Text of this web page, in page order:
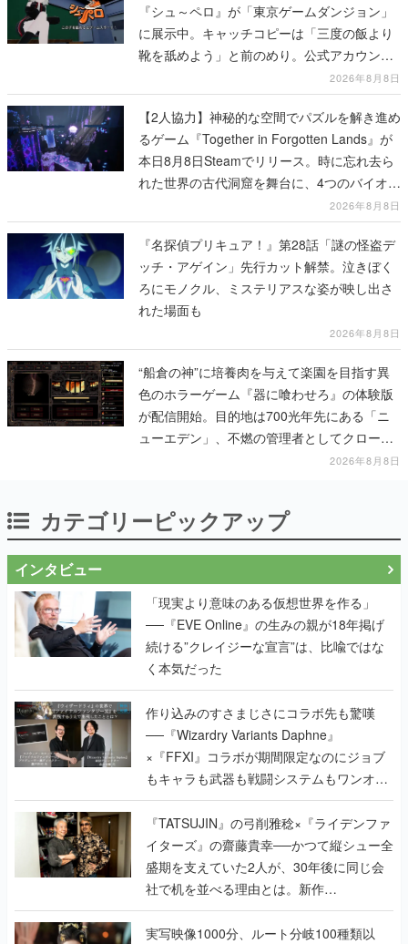
『シュ～ペロ』が「東京ゲームダンジョン」
に展示中。キャッチコピーは「三度の飯より
靴を舐めよう」と前のめり。公式アカウント
も開設され、2026年リリースに向けて開発中
2026年8月8日
【2人協力】神秘的な空間でパズルを解き進め
るゲーム『Together in Forgotten Lands』が
本日8月8日Steamでリリース。時に忘れ去ら
れた世界の古代洞窟を舞台に、4つのバイオー
2026年8月8日
『名探偵プリキュア！』第28話「謎の怪盗デ
ッチ・アゲイン」先行カット解禁。泣きぼく
ろにモノクル、ミステリアスな姿が映し出さ
れた場面も
2026年8月8日
“船倉の神”に培養肉を与えて楽園を目指す異
色のホラーゲーム『器に喰わせろ』の体験版
が配信開始。目的地は700光年先にある「ニ
ューエデン」、不燃の管理者としてクローン
人間を増やし、加工して神に捧げる2026年8月8日
カテゴリーピックアップ
インタビュー
「現実より意味のある仮想世界を作る」
──『EVE Online』の生みの親が18年掲げ
続ける”クレイジーな宣言”は、比喩ではな
く本気だった
作り込みのすさまじさにコラボ先も驚嘆
──『Wizardry Variants Daphne』
×『FFXI』コラボが期間限定なのにジョブ
もキャラも武器も戦闘システムもワンオフ
で作り込まれた理由を両ディレクターに聞
く
『TATSUJIN』の弓削雅稔×『ライデンファ
イターズ』の齋藤貴幸──かつて縦シュー全
盛期を支えていた2人が、30年後に同じ会
社で机を並べる理由とは。新作
『TATSUJIN EXTREME』で初タッグを組
んだレジェンド2人に訊く開発秘話
実写映像1000分、ルート分岐100種類以